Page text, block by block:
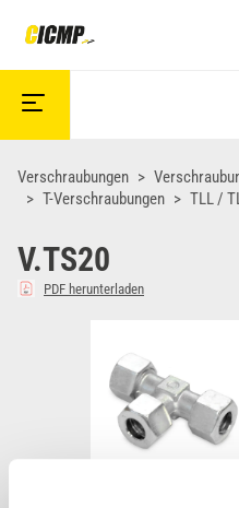
Verschraubungen
T-Verschraubungen
TLL /
V.TS20
PDF herunterladen